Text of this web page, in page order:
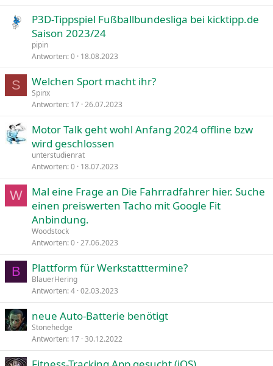
P3D-Tippspiel Fußballbundesliga bei kicktipp.de
Saison 2023/24
pipin
Antworten 0 18.08.2023
S Welchen Sport macht ihr?
Spinx
Antworten 17 26.07.2023
Motor Talk geht wohl Anfang 2024 offline bzw
wird geschlossen
unterstudienrat
Antworten 0 18.07.2023
W
Mal eine Frage an Die Fahrradfahrer hier. Suche
einen preiswerten Tacho mit Google Fit
Anbindung.
Woodstock
Antworten 0 27.06.2023
B Plattform für Werkstatttermine?
BlauerHering
Antworten 4 02.03.2023
neue Auto-Batterie benötigt
Stonehedge
Antworten 17 30.12.2022